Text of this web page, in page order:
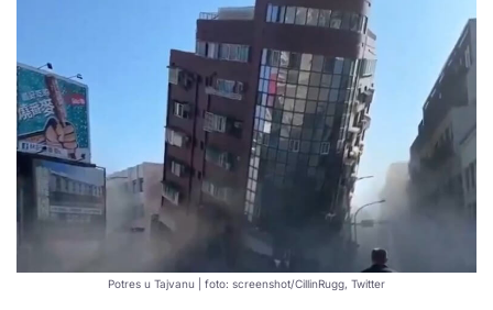
Potres u Tajvanu | foto: screenshot/CillinRugg, Twitter